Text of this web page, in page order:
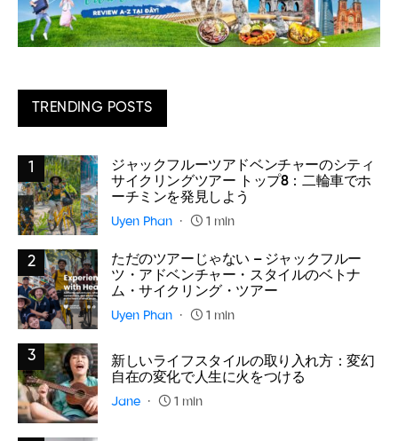
TRENDING POSTS
1
ジャックフルーツアドベンチャーのシティ
サイクリングツアー トップ8：二輪車でホ
ーチミンを発見しよう
Uyen Phan 1 min
2
ただのツアーじゃない – ジャックフルー
ツ・アドベンチャー・スタイルのベトナ
ム・サイクリング・ツアー
Uyen Phan 1 min
3
新しいライフスタイルの取り入れ方：変幻
自在の変化で人生に火をつける
Jane 1 min